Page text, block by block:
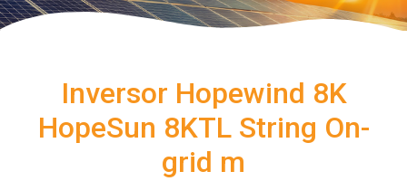
Inversor Hopewind 8K
HopeSun 8KTL String On-
grid m